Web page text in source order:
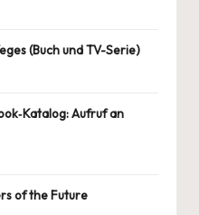
(Buch und TV-Serie)
Aufruf an
of the Future